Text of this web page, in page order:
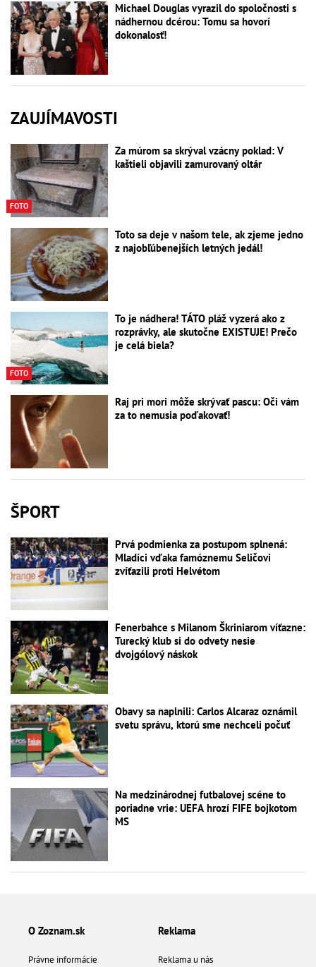
Michael Douglas vyrazil do spoločnosti s
nádhernou dcérou: Tomu sa hovorí
dokonalosť!
ZAUJÍMAVOSTI
FOTO
Za múrom sa skrýval vzácny poklad: V
kaštieli objavili zamurovaný oltár
Toto sa deje v našom tele, ak zjeme jedno
z najobľúbenejších letných jedál!
FOTO
To je nádhera! TÁTO pláž vyzerá ako z
rozprávky, ale skutočne EXISTUJE! Prečo
je celá biela?
Raj pri mori môže skrývať pascu: Oči vám
za to nemusia poďakovať!
ŠPORT
Prvá podmienka za postupom splnená:
Mladíci vďaka famóznemu Seličovi
zvíťazili proti Helvétom
Fenerbahce s Milanom Škriniarom víťazne:
Turecký klub si do odvety nesie
dvojgólový náskok
Obavy sa naplnili: Carlos Alcaraz oznámil
svetu správu, ktorú sme nechceli počuť
Na medzinárodnej futbalovej scéne to
poriadne vrie: UEFA hrozí FIFE bojkotom
MS
O Zoznam.sk
Právne informácie
Reklama
Reklama u nás